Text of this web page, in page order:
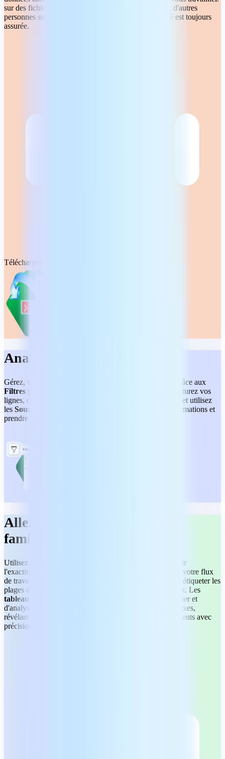
sur des fichiers plus anciens ou en collaboration avec d'autres
personnes sur différentes plateformes, la compatibilité est toujours
assurée.
Téléchargement gratuit
Analysez facilement
Gérez, visualisez et organisez facilement vos données grâce aux
Filtres pour trier de grands ensembles de données. Structurez vos
lignes, colonnes et cellules avec
, et utilisez
les Sous-totaux
pour générer automatiquement des informations et
prendre des décisions basées sur vos données.
Allez plus loin avec des outils
familiers
Utilisez la fonction
pour garantir
l'exactitude et la cohérence de vos saisies, et rationalisez votre flux
de travail en utilisant la fonction
pour étiqueter les
plages de données clés afin d'en faciliter le référencement. Les
tableaux croisés dynamiques
vous permettent de résumer et
d'analyser rapidement des ensembles de données complexes,
révélant ainsi des tendances et des renseignements pertinents avec
précision.